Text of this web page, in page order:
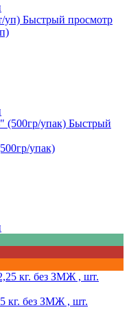
Быстрый просмотр
Быстрый
упак)
кг. без ЗМЖ , шт.